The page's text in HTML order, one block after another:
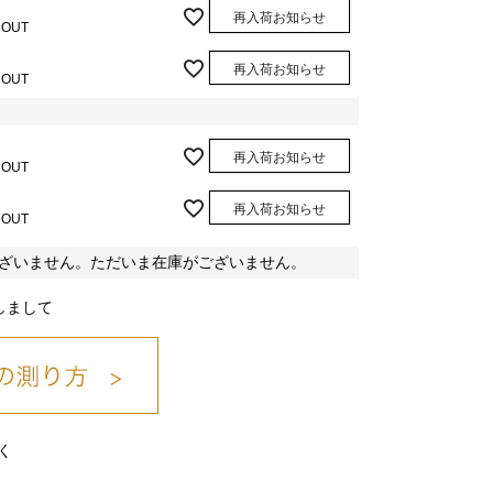
再入荷お知らせ
再入荷お知らせ
再入荷お知らせ
再入荷お知らせ
いません。ただいま在庫がございません。
まして